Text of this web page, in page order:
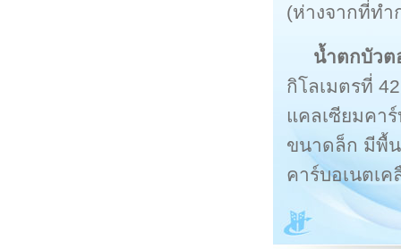
(ห่างจากที่ท
น้ำตกบัวต
กิโลเมตรที่
แคลเซียมคา
ขนาดล็ก มีพื้น
คาร์บอเนตเ